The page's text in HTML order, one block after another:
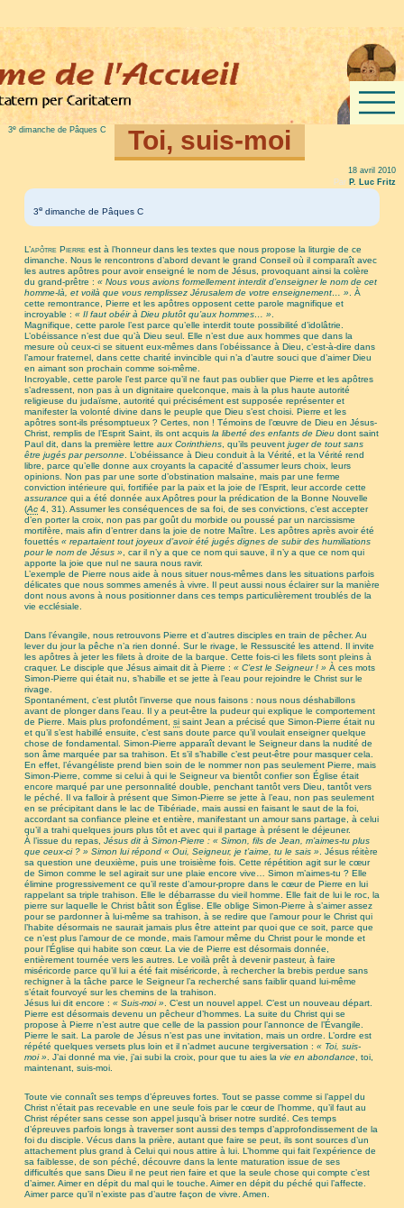
3e dimanche de Pâques C Toi, suis-moi
18 avril 2010
Par P. Luc Fritz
3edimanche de Pâques C
L’apôtre Pierreest à l’honneur dans les textes que nous propose la liturgie de ce
dimanche. Nous le rencontrons d’abord devant le grand Conseil où il comparaît avec
les autres apôtres pour avoir enseigné le nom de Jésus, provoquant ainsi la colère
du grand-prêtre : « Nous vous avions formellement interdit d’enseigner le nom de cet
homme-là, et voilà que vous remplissez Jérusalem de votre enseignement… » . À
cette remontrance, Pierre et les apôtres opposent cette parole magnifique et
incroyable : « Il faut obéir à Dieu plutôt qu’aux hommes… »
Magnifique, cette parole l’est parce qu’elle interdit toute possibilité d’idolâtrie.
L’obéissance n’est due qu’à Dieu seul. Elle n’est due aux hommes que dans la
mesure où ceux-ci se situent eux-mêmes dans l’obéissance à Dieu, c’est-à-dire dans
l’amour fraternel, dans cette charité invincible qui n’a d’autre souci que d’aimer Dieu
en aimant son prochain comme soi-même.
Incroyable, cette parole l’est parce qu’il ne faut pas oublier que Pierre et les apôtres
s’adressent, non pas à un dignitaire quelconque, mais à la plus haute autorité
religieuse du judaïsme, autorité qui précisément est supposée représenter et
manifester la volonté divine dans le peuple que Dieu s’est choisi. Pierre et les
apôtres sont-ils présomptueux ? Certes, non ! Témoins de l’œuvre de Dieu en Jésus-
Christ, remplis de l’Esprit Saint, ils ont acquis la liberté des enfants de Dieudont saint
Paul dit, dans la première lettre aux Corinthiens, qu’ils peuvent juger de tout sans
être jugés par personne. L’obéissance à Dieu conduit à la Vérité, et la Vérité rend
libre, parce qu’elle donne aux croyants la capacité d’assumer leurs choix, leurs
opinions. Non pas par une sorte d’obstination malsaine, mais par une ferme
conviction intérieure qui, fortifiée par la paix et la joie de l’Esprit, leur accorde cette
assurancequi a été donnée aux Apôtres pour la prédication de la Bonne Nouvelle
(Ac4, 31). Assumer les conséquences de sa foi, de ses convictions, c’est accepter
d’en porter la croix, non pas par goût du morbide ou poussé par un narcissisme
mortifère, mais afin d’entrer dans la joie de notre Maître. Les apôtres après avoir été
fouettés « repartaient tout joyeux d’avoir été jugés dignes de subir des humiliations
pour le nom de Jésus » , car il n’y a que ce nom qui sauve, il n’y a que ce nom qui
apporte la joie que nul ne saura nous ravir.
L’exemple de Pierre nous aide à nous situer nous-mêmes dans les situations parfois
délicates que nous sommes amenés à vivre. Il peut aussi nous éclairer sur la manière
dont nous avons à nous positionner dans ces temps particulièrement troublés de la
vie ecclésiale.
Dans l’évangile, nous retrouvons Pierre et d’autres disciples en train de pêcher. Au
lever du jour la pêche n’a rien donné. Sur le rivage, le Ressuscité les attend. Il invite
les apôtres à jeter les filets à droite de la barque. Cette fois-ci les filets sont pleins à
craquer. Le disciple que Jésus aimait dit à Pierre : « C’est le Seigneur ! » À ces mots
Simon-Pierre qui était nu, s’habille et se jette à l’eau pour rejoindre le Christ sur le
rivage.
Spontanément, c’est plutôt l’inverse que nous faisons : nous nous déshabillons
avant de plonger dans l’eau. Il y a peut-être la pudeur qui explique le comportement
de Pierre. Mais plus profondément, sisaint Jean a précisé que Simon-Pierre était nu
et qu’il s’est habillé ensuite, c’est sans doute parce qu’il voulait enseigner quelque
chose de fondamental. Simon-Pierre apparaît devant le Seigneur dans la nudité de
son âme marquée par sa trahison. Et s’il s’habille c’est peut-être pour masquer cela.
En effet, l’évangéliste prend bien soin de le nommer non pas seulement Pierre, mais
Simon-Pierre, comme si celui à qui le Seigneur va bientôt confier son Église était
encore marqué par une personnalité double, penchant tantôt vers Dieu, tantôt vers
le péché. Il va falloir à présent que Simon-Pierre se jette à l’eau, non pas seulement
en se précipitant dans le lac de Tibériade, mais aussi en faisant le saut de la foi,
accordant sa confiance pleine et entière, manifestant un amour sans partage, à celui
qu’il a trahi quelques jours plus tôt et avec qui il partage à présent le déjeuner.
À l’issue du repas, Jésus dit à Simon-Pierre : « Simon, fils de Jean, m’aimes-tu plus
que ceux-ci ? » Simon lui répond « Oui, Seigneur, je t’aime, tu le sais » . Jésus réitère
sa question une deuxième, puis une troisième fois. Cette répétition agit sur le cœur
de Simon comme le sel agirait sur une plaie encore vive… Simon m’aimes-tu ? Elle
élimine progressivement ce qu’il reste d’amour-propre dans le cœur de Pierre en lui
rappelant sa triple trahison. Elle le débarrasse du vieil homme. Elle fait de lui le roc, la
pierre sur laquelle le Christ bâtit son Église. Elle oblige Simon-Pierre à s’aimer assez
pour se pardonner à lui-même sa trahison, à se redire que l’amour pour le Christ qui
l’habite désormais ne saurait jamais plus être atteint par quoi que ce soit, parce que
ce n’est plus l’amour de ce monde, mais l’amour même du Christ pour le monde et
pour l’Église qui habite son cœur. La vie de Pierre est désormais donnée,
entièrement tournée vers les autres. Le voilà prêt à devenir pasteur, à faire
miséricorde parce qu’il lui a été fait miséricorde, à rechercher la brebis perdue sans
rechigner à la tâche parce le Seigneur l’a recherché sans faiblir quand lui-même
s’était fourvoyé sur les chemins de la trahison.
Jésus lui dit encore : « Suis-moi » . C’est un nouvel appel. C’est un nouveau départ.
Pierre est désormais devenu un pêcheur d’hommes. La suite du Christ qui se
propose à Pierre n’est autre que celle de la passion pour l’annonce de l’Évangile.
Pierre le sait. La parole de Jésus n’est pas une invitation, mais un ordre. L’ordre est
répété quelques versets plus loin et il n’admet aucune tergiversation : « Toi, suis-
moi » . J’ai donné ma vie, j’ai subi la croix, pour que tu aies la vie en abondance, toi,
maintenant, suis-moi.
Toute vie connaît ses temps d’épreuves fortes. Tout se passe comme si l’appel du
Christ n’était pas recevable en une seule fois par le cœur de l’homme, qu’il faut au
Christ répéter sans cesse son appel jusqu’à briser notre surdité. Ces temps
d’épreuves parfois longs à traverser sont aussi des temps d’approfondissement de la
foi du disciple. Vécus dans la prière, autant que faire se peut, ils sont sources d’un
attachement plus grand à Celui qui nous attire à lui. L’homme qui fait l’expérience de
sa faiblesse, de son péché, découvre dans la lente maturation issue de ses
difficultés que sans Dieu il ne peut rien faire et que la seule chose qui compte c’est
d’aimer. Aimer en dépit du mal qui le touche. Aimer en dépit du péché qui l’affecte.
Aimer parce qu’il n’existe pas d’autre façon de vivre. Amen.